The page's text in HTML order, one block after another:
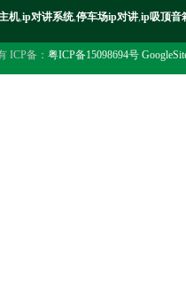
机,ip对讲系统,停车场ip对讲,ip吸顶音
ICP备： 粤ICP备15098694号